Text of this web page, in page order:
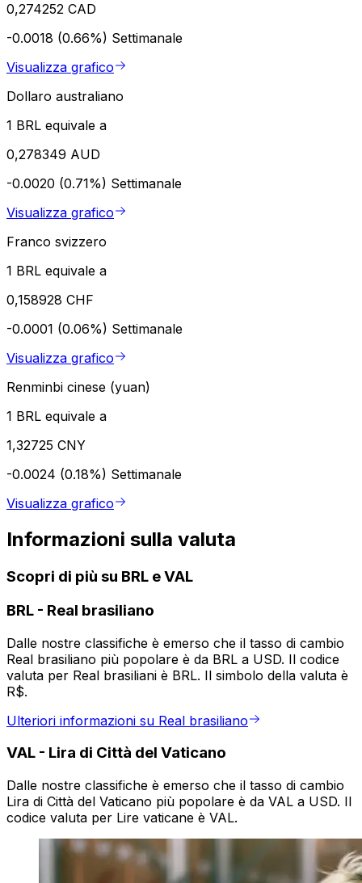
0,274252 CAD
-0.0018 (0.66%) Settimanale
Visualizza grafico
Dollaro australiano
1 BRL equivale a
0,278349 AUD
-0.0020 (0.71%) Settimanale
Visualizza grafico
Franco svizzero
1 BRL equivale a
0,158928 CHF
-0.0001 (0.06%) Settimanale
Visualizza grafico
Renminbi cinese (yuan)
1 BRL equivale a
1,32725 CNY
-0.0024 (0.18%) Settimanale
Visualizza grafico
Informazioni sulla valuta
Scopri di più su BRL e VAL
BRL - Real brasiliano
Dalle nostre classifiche è emerso che il tasso di cambio
Real brasiliano più popolare è da BRL a USD. Il codice
valuta per Real brasiliani è BRL. Il simbolo della valuta è
R$.
Ulteriori informazioni su Real brasiliano
VAL - Lira di Città del Vaticano
Dalle nostre classifiche è emerso che il tasso di cambio
Lira di Città del Vaticano più popolare è da VAL a USD. Il
codice valuta per Lire vaticane è VAL.